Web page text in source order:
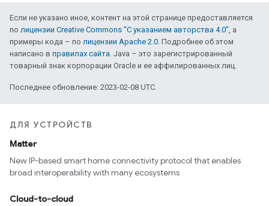
Если не указано иное, контент на этой странице предоставляется
по лицензии Creative Commons "С указанием авторства 4.0", а
примеры кода – по лицензии Apache 2.0. Подробнее об этом
написано в правилах сайта. Java – это зарегистрированный
товарный знак корпорации Oracle и ее аффилированных лиц.
Последнее обновление: 2023-02-08 UTC.
ДЛЯ УСТРОЙСТВ
Matter
New IP-based smart home connectivity protocol that enables
broad interoperability with many ecosystems
Cloud-to-cloud